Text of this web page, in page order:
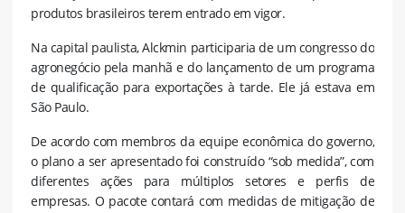
produtos brasileiros terem entrado em vigor.
Na capital paulista, Alckmin participaria de um congresso do
agronegócio pela manhã e do lançamento de um programa
de qualificação para exportações à tarde. Ele já estava em
São Paulo.
De acordo com membros da equipe econômica do governo,
o plano a ser apresentado foi construído “sob medida”, com
diferentes ações para múltiplos setores e perfis de
empresas. O pacote contará com medidas de mitigação de